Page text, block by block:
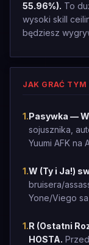
55.96%). To
wysoki skill
będziesz
JAK GRAĆ TYM
1.Pasywka —
sojusznika,
Yuumi AFK na
1.W (Ty i Ja!)
bruisera/
Yone/Viego
1.R (Ostatni
HOSTA.